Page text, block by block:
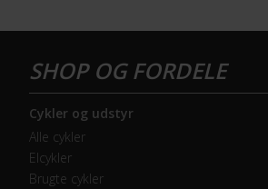
Bagskifter
Geartype
Cykler og udstyr
Alle cykler
Elcykler
Brugte cykler